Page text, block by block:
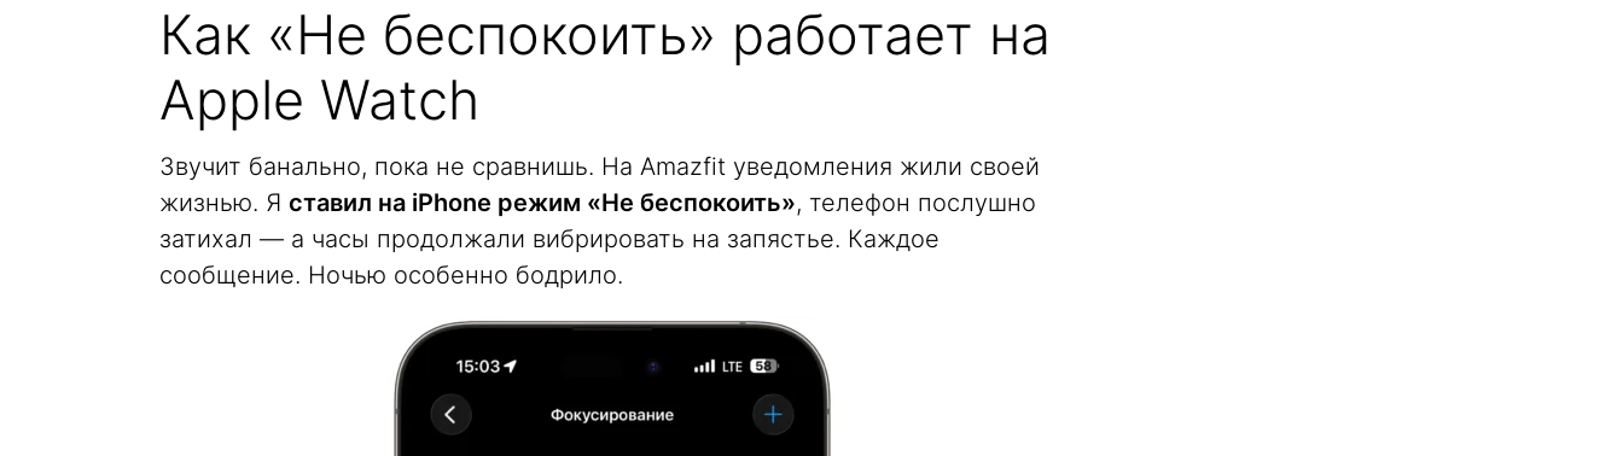
Как «Не беспокоить» работает на
Apple Watch
Звучит банально, пока не сравнишь. На Amazfit уведомления жили своей
жизнью. Я ставил на iPhone режим «Не беспокоить», телефон послушно
затихал — а часы продолжали вибрировать на запястье. Каждое
сообщение. Ночью особенно бодрило.